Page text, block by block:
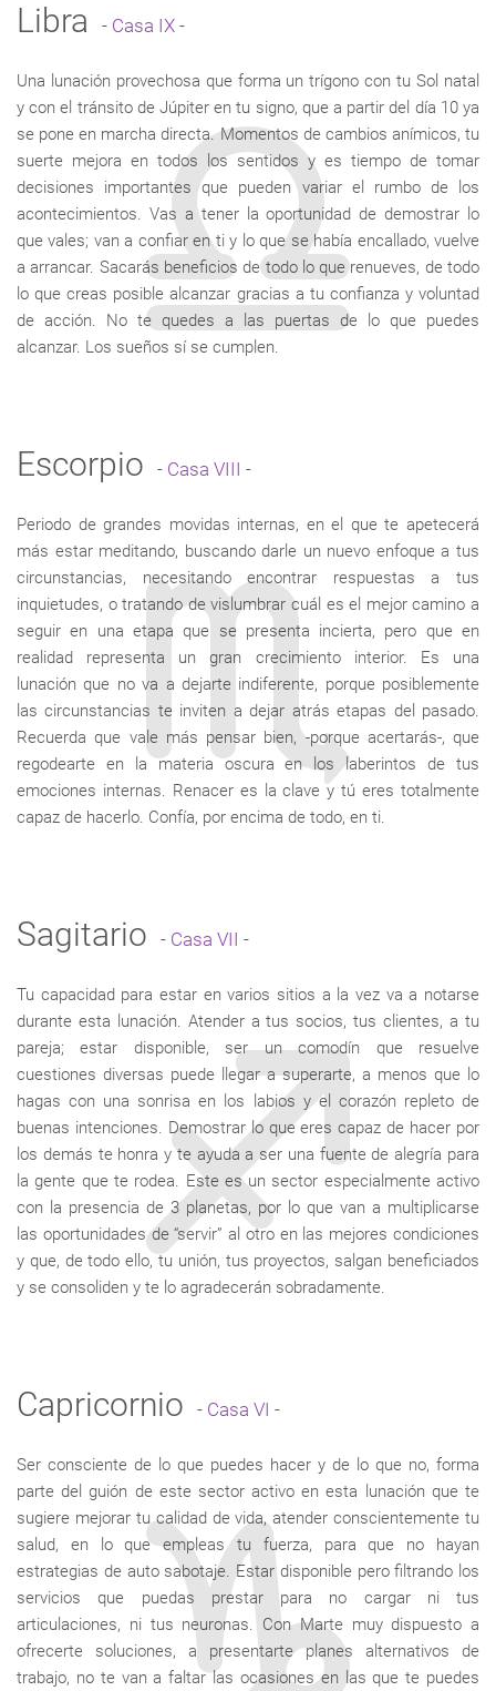
Libra - Casa IX -
Una lunación provechosa que forma un trígono con tu Sol natal
y con el tránsito de Júpiter en tu signo, que a partir del día 10 ya
se pone en marcha directa. Momentos de cambios anímicos, tu
suerte mejora en todos los sentidos y es tiempo de tomar
decisiones importantes que pueden variar el rumbo de los
acontecimientos. Vas a tener la oportunidad de demostrar lo
que vales; van a confiar en ti y lo que se había encallado, vuelve
a arrancar. Sacarás beneficios de todo lo que renueves, de todo
lo que creas posible alcanzar gracias a tu confianza y voluntad
de acción. No te quedes a las puertas de lo que puedes
alcanzar. Los sueños sí se cumplen.
Escorpio - Casa VIII -
Periodo de grandes movidas internas, en el que te apetecerá
más estar meditando, buscando darle un nuevo enfoque a tus
circunstancias, necesitando encontrar respuestas a tus
inquietudes, o tratando de vislumbrar cuál es el mejor camino a
seguir en una etapa que se presenta incierta, pero que en
realidad representa un gran crecimiento interior. Es una
lunación que no va a dejarte indiferente, porque posiblemente
las circunstancias te inviten a dejar atrás etapas del pasado.
Recuerda que vale más pensar bien, -porque acertarás-, que
regodearte en la materia oscura en los laberintos de tus
emociones internas. Renacer es la clave y tú eres totalmente
capaz de hacerlo. Confía, por encima de todo, en ti.
Sagitario - Casa VII -
Tu capacidad para estar en varios sitios a la vez va a notarse
durante esta lunación. Atender a tus socios, tus clientes, a tu
pareja; estar disponible, ser un comodín que resuelve
cuestiones diversas puede llegar a superarte, a menos que lo
hagas con una sonrisa en los labios y el corazón repleto de
buenas intenciones. Demostrar lo que eres capaz de hacer por
los demás te honra y te ayuda a ser una fuente de alegría para
la gente que te rodea. Este es un sector especialmente activo
con la presencia de 3 planetas, por lo que van a multiplicarse
las oportunidades de “servir” al otro en las mejores condiciones
y que, de todo ello, tu unión, tus proyectos, salgan beneficiados
y se consoliden y te lo agradecerán sobradamente.
Capricornio - Casa VI -
Ser consciente de lo que puedes hacer y de lo que no, forma
parte del guión de este sector activo en esta lunación que te
sugiere mejorar tu calidad de vida, atender conscientemente tu
salud, en lo que empleas tu fuerza, para que no hayan
estrategias de auto sabotaje. Estar disponible pero filtrando los
servicios que puedas prestar para no cargar ni tus
articulaciones, ni tus neuronas. Con Marte muy dispuesto a
ofrecerte soluciones, a presentarte planes alternativos de
trabajo, no te van a faltar las ocasiones en las que te puedes